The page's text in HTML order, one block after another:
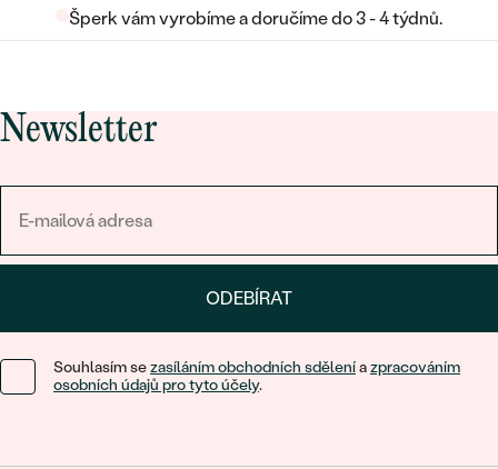
Šperk vám vyrobíme a doručíme do 3 - 4 týdnů.
Newsletter
ODEBÍRAT
Souhlasím sezasíláním obchodních sděleníazpracováním
osobních údajů pro tyto účely.